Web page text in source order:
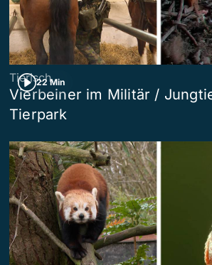
22 Min
Tierisch
Vierbeiner im Militär /
Tierpark